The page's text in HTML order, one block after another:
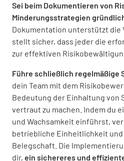
Sei beim Dokumentieren von
Minderungsstrategien
Dokumentation unterstützt die
stellt sicher, dass jeder die
zur effektiven
Führe schließlich regelmäßige
dein Team mit dem
Bedeutung der Einhaltung von
vertraut zu machen. Indem du
und Wachsamkeit einführst,
betriebliche Einheitlichkeit
Belegschaft. Die
dir, ein sichereres und
Lärm
Willst du Lärmrisiken
Andere Gefahren
Könnte die Anlage
Bedingungen schaffen?